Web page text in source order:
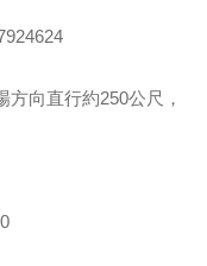
向直行約250公尺，